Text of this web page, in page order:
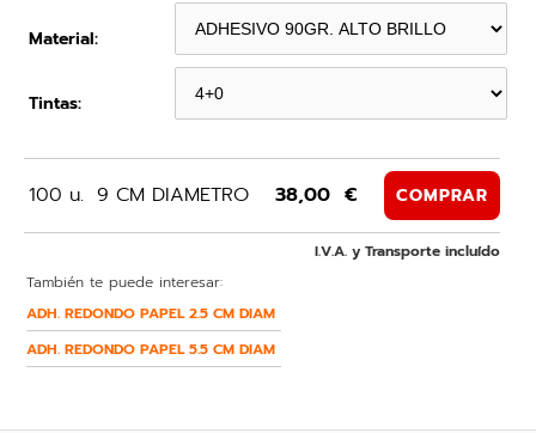
Material:
Tintas:
100 u. 9 CM DIAMETRO 38,00 € COMPRAR
I.V.A. y Transporte incluído
También te puede interesar:
ADH. REDONDO PAPEL 2.5 CM DIAM
ADH. REDONDO PAPEL 5.5 CM DIAM